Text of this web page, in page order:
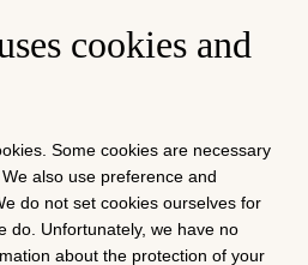
cookies and
Some cookies are necessary
also use preference and
do not set cookies ourselves for
do. Unfortunately, we have no
about the protection of your
用。
汇、黄金市场等的交
返还、省钱交易以及